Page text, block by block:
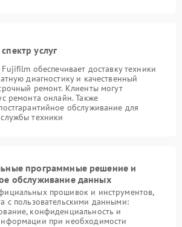
услуг
обеспечивает доставку техники
диагностику и качественный
ремонт. Клиенты могут
ремонта онлайн. Также
обслуживание для
техники
программные решение и
обслуживание данных
прошивок и инструментов,
с пользовательскими данными:
конфиденциальность и
при необходимости